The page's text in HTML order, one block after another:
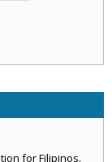
for Filipinos.